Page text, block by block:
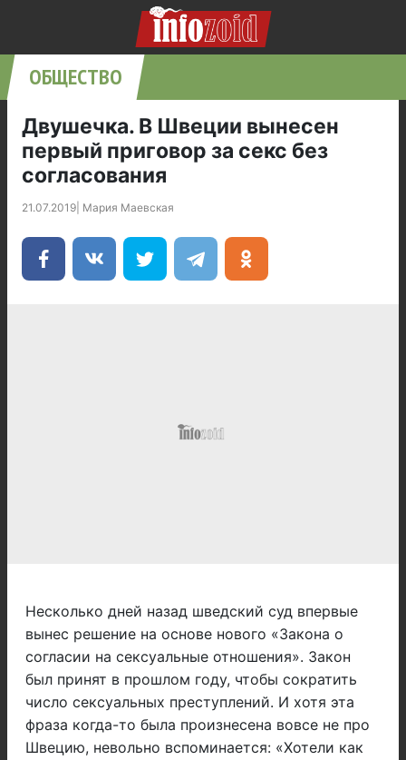
ОБЩЕСТВО
Двушечка. В Швеции вынесен
первый приговор за секс без
согласования
21.07.2019 Мария Маевская
Несколько дней назад шведский суд впервые
вынес решение на основе нового «Закона о
согласии на сексуальные отношения». Закон
был принят в прошлом году, чтобы сократить
число сексуальных преступлений. И хотя эта
фраза когда-то была произнесена вовсе не про
Швецию, невольно вспоминается: «Хотели как